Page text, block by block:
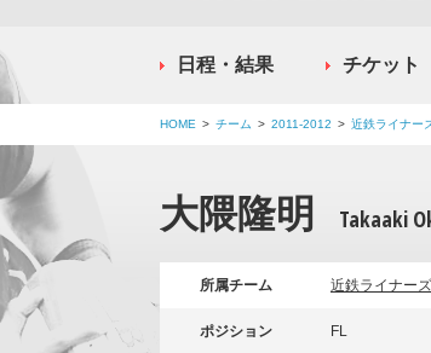
日程・結果 チケット
HOME チーム 2011-2012 近鉄ライナー
大隈隆明 Takaaki
所属チーム 近鉄ライナーズ
ポジション FL